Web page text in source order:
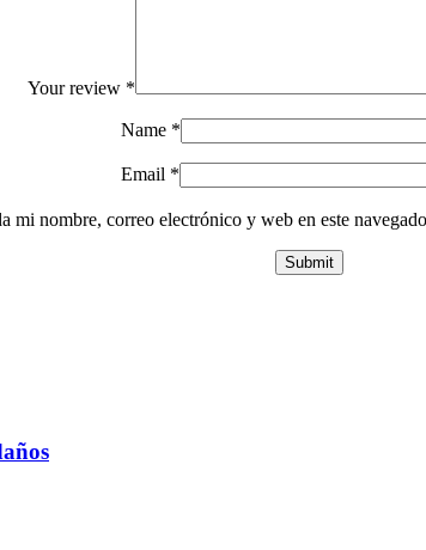
Your review *
Name *
Email *
mi nombre, correo electrónico y web en este